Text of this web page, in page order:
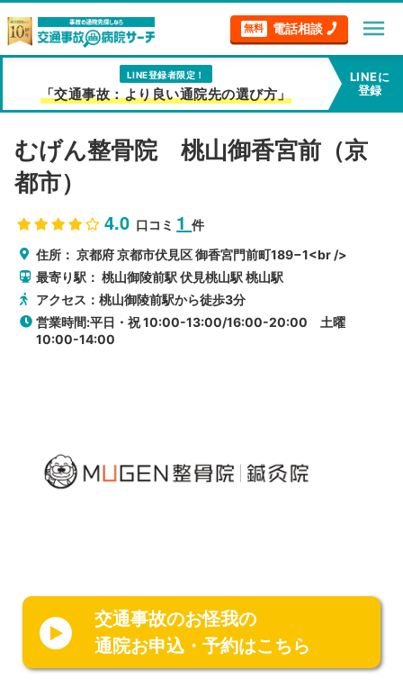
無料 電話相談 menu
LINE登録者限定！
「交通事故：より良い通院先の選び方」
LINEに
登録
むげん整骨院 桃山御香宮前（京
都市）
4.0 口コミ 1件
住所：京都府京都市伏見区御香宮門前町189−1<br />
最寄り駅：桃山御陵前駅 伏見桃山駅 桃山駅
アクセス：桃山御陵前駅から徒歩3分
営業時間:平日・祝 10:00-13:00/16:00-20:00 土曜
10:00-14:00
交通事故のお怪我の
通院お申込・予約はこちら